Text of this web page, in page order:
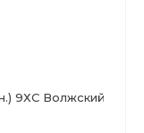
9ХС Волжский